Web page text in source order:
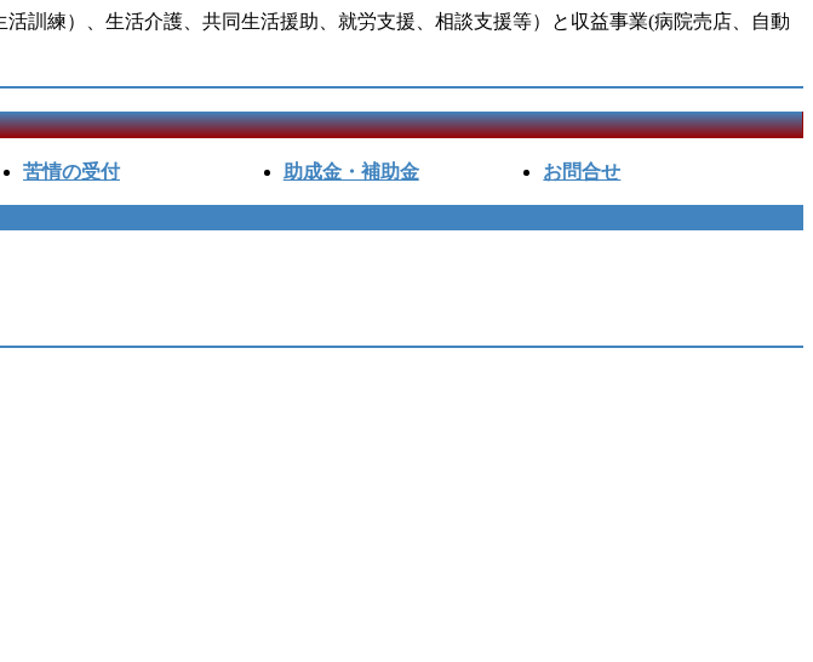
訓練）、生活介護、共同生活援助、就労支援、相談支援等）と収益事業(病院売店、自動
苦情の受付 助成金・補助金 お問合せ